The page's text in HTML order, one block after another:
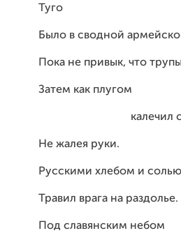
Туго
Было в сводной
Пока не привык, что
Затем как плугом
калечил
Не жалея руки.
Русскими хлебом и солью
Травил врага на раздолье.
Под славянским небом